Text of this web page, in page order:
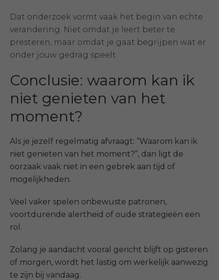
Dat onderzoek vormt vaak het begin van echte
verandering. Niet omdat je leert beter te
presteren, maar omdat je gaat begrijpen wat er
onder jouw gedrag speelt.
Conclusie: waarom kan ik
niet genieten van het
moment?
Als je jezelf regelmatig afvraagt: “Waarom kan ik
niet genieten van het moment?”, dan ligt de
oorzaak vaak niet in een gebrek aan tijd of
mogelijkheden.
Veel vaker spelen onbewuste patronen,
voortdurende alertheid of oude strategieën een
rol.
Zolang je aandacht vooral gericht blijft op gisteren
of morgen, wordt het lastig om werkelijk aanwezig
te zijn bij vandaag.